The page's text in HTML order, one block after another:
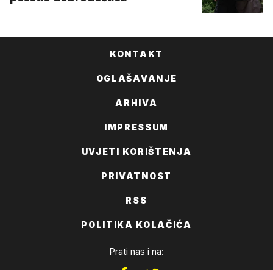
KONTAKT
OGLAŠAVANJE
ARHIVA
IMPRESSUM
UVJETI KORIŠTENJA
PRIVATNOST
RSS
POLITIKA KOLAČIĆA
Prati nas i na: